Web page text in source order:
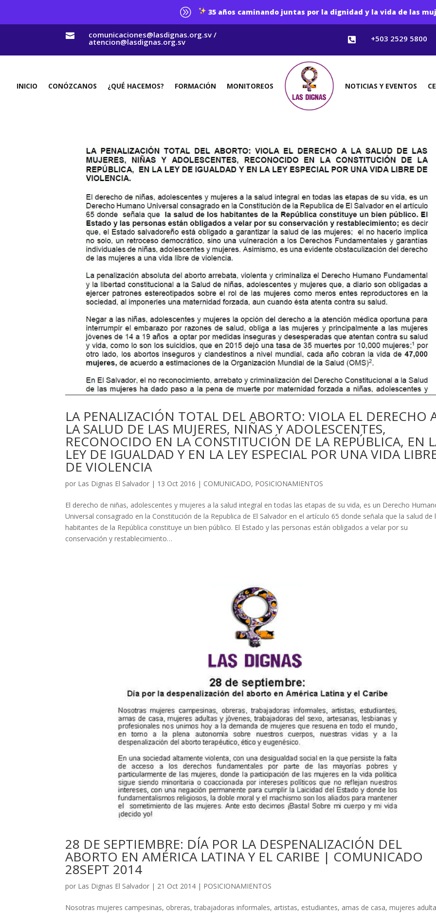
A 35 años caminando juntas por la dignidad y la vida de las
 comunicaciones@lasdignas.org.sv /
atencion@lasdignas.org.sv  +503 2529 5800
INICIO CONÓZCANOS ¿QUÉ HACEMOS? FORMACIÓN MONITOREOS NOTICIAS Y EVENTOS
LA PENALIZACIÓN TOTAL DEL ABORTO: VIOLA EL DERECHO
LA SALUD DE LAS MUJERES, NIÑAS Y ADOLESCENTES,
RECONOCIDO EN LA CONSTITUCIÓN DE LA REPÚBLICA, EN
LEY DE IGUALDAD Y EN LA LEY ESPECIAL POR UNA VIDA
DE VIOLENCIA
por Las Dignas El Salvador | 13 Oct 2016 | COMUNICADO, POSICIONAMIENTOS
El derecho de niñas, adolescentes y mujeres a la salud integral en todas las etapas de su vida, es un Derecho
Universal consagrado en la Constitución de la Republica de El Salvador en el artículo 65 donde señala que la salud de
habitantes de la República constituye un bien público. El Estado y las personas están obligados a velar por su
conservación y restablecimiento…
28 DE SEPTIEMBRE: DÍA POR LA DESPENALIZACIÓN DEL
ABORTO EN AMÉRICA LATINA Y EL CARIBE | COMUNICADO
28SEPT 2014
por Las Dignas El Salvador | 21 Oct 2014 | POSICIONAMIENTOS
Nosotras mujeres campesinas, obreras, trabajadoras informales, artistas, estudiantes, amas de casa, mujeres